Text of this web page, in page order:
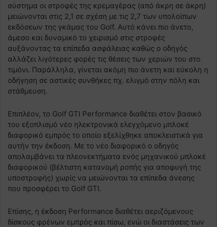
σύστημα οι στροφές της κρεμαγέρας (από άκρη σε άκρη)
μειώνονται στις 2,1 σε σχέση με τις 2,7 των υπολοίπων
εκδόσεων της γκάμας του Golf. Αυτό κάνει πιο άνετο,
άμεσο και δυναμικό το χειρισμό στις στροφές
αυξάνοντας τα επίπεδα ασφάλειας καθώς ο οδηγός
αλλάζει λιγότερες φορές τις θέσεις των χεριών του στο
τιμόνι. Παράλληλα, γίνεται ακόμη πιο άνετη και εύκολη η
οδήγηση σε αστικές συνθήκες πχ. ελιγμό στην πόλη και
στάθμευση.
Επιπλέον, το Golf GTI Performance διαθέτει στον βασικό
του εξοπλισμό νέο ηλεκτρονικά ελεγχόμενο μπλοκέ
διαφορικό εμπρός το οποίο εξελίχθηκε αποκλειστικά για
αυτήν την έκδοση. Με το νέο διαφορικό ο οδηγός
απολαμβάνει τα πλεονεκτήματα ενός μηχανικού μπλοκέ
διαφορικού (βέλτιστη κατανομή ροπής για αποφυγή της
υποστροφής) χωρίς να μειώνονται τα επίπεδα άνεσης
που προσφέρει το Golf GTI.
Επίσης, η έκδοση Performance διαθέτει αεριζόμενους
δίσκους φρένων εμπρός και πίσω, ενώ οι διαστάσεις των